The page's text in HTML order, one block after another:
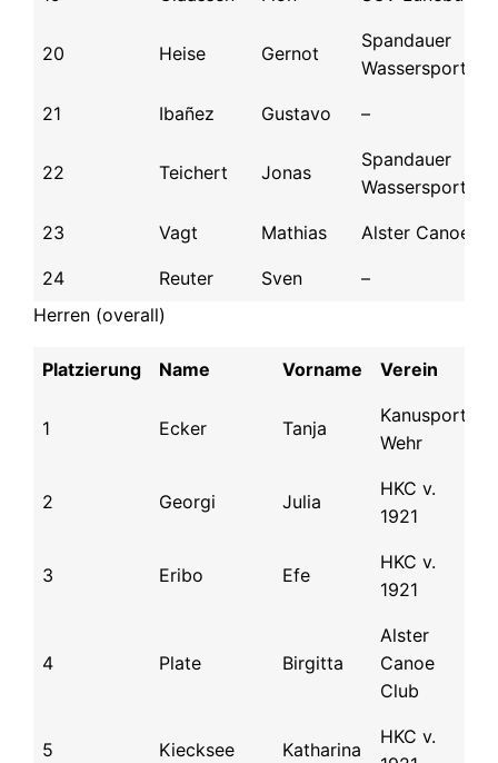
20 Heise Gernot
Spandauer
21 Ibañez Gustavo –
22 Teichert Jonas
Spandauer
23 Vagt Mathias Alster Canoe
24 Reuter Sven
–
Herren (overall)
Platzierung Name Vorname Verein
1 Ecker Tanja
Kanusport
Wehr
2 Georgi Julia
HKC v.
1921
3 Eribo Efe
HKC v.
1921
4 Plate Birgitta
Alster
Canoe
Club
5 Kiecksee Katharina
HKC v.